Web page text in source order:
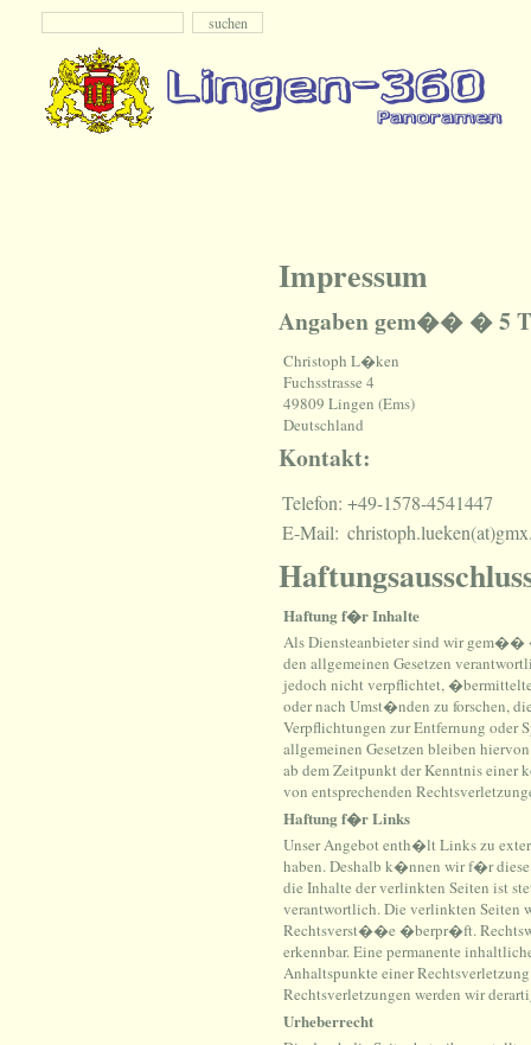
Impressum
Angaben gem�� � 5
Christoph L�ken
Fuchsstrasse 4
49809 Lingen (Ems)
Deutschland
Kontakt:
Telefon: +49-1578-4541447
E-Mail:
Haftung f�r Inhalte
Als Diensteanbieter sind wir gem��
den allgemeinen Gesetzen
jedoch nicht verpflichtet,
oder nach Umst�nden zu forschen,
Verpflichtungen zur Entfernung oder
allgemeinen Gesetzen bleiben
ab dem Zeitpunkt der Kenntnis einer
von entsprechenden
Haftung f�r Links
Unser Angebot enth�lt Links zu
haben. Deshalb k�nnen wir f�r
die Inhalte der verlinkten Seiten ist
verantwortlich. Die verlinkten Seiten
Rechtsverst��e �berpr�ft.
erkennbar. Eine permanente
Anhaltspunkte einer
Rechtsverletzungen werden wir
Urheberrecht